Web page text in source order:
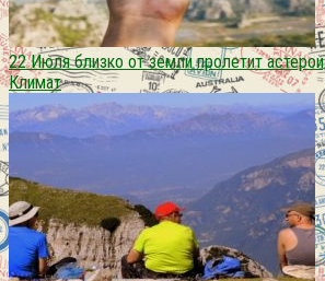
22 Июля близко от земли пролетит
Климат